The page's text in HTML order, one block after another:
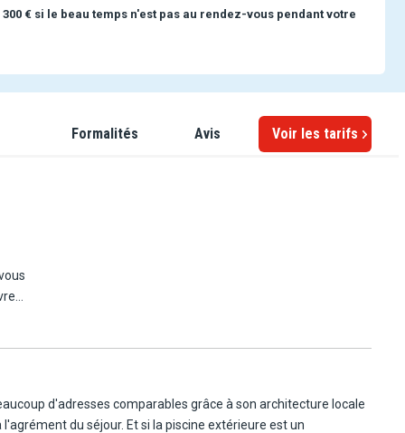
€ si le beau temps n'est pas au rendez-vous pendant votre
Formalités Avis Voir les tarifs
d'adresses comparables grâce à son architecture locale
du séjour. Et si la piscine extérieure est un